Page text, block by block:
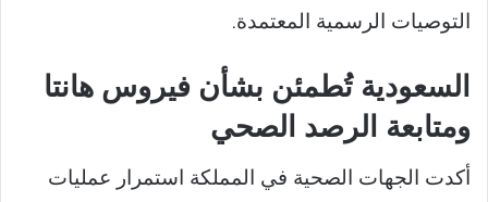
التوصيات الرسمية المعتمدة.
السعودية تُطمئن بشأن فيروس هانتا
ومتابعة الرصد الصحي
أكدت الجهات الصحية في المملكة استمرار عمليات